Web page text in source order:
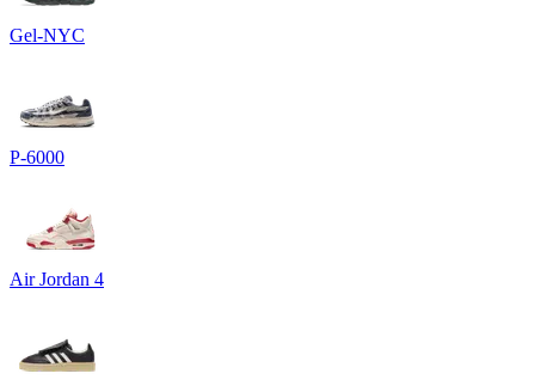
Gel-NYC
P-6000
Air Jordan 4